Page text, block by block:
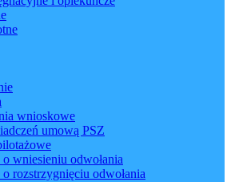
wnioskowe
umową PSZ
o wniesieniu odwołania
o rozstrzygnięciu odwołania